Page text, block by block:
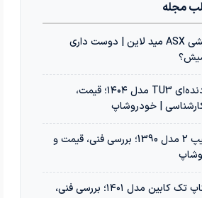
مجله
معرفی میتسوبیشی ASX مید لاین | دوست داری
خرید پژو 207i دنده‌ای TU3 مدل ۱۴۰۴؛ قیمت،
| خودروشاپ
خرید پژو 206 تیپ 2 مدل 1390؛ بررسی فنی، قیمت و
خرید نیسان پیکاپ تک کابین مدل ۱۴۰۱؛ بررسی فنی،